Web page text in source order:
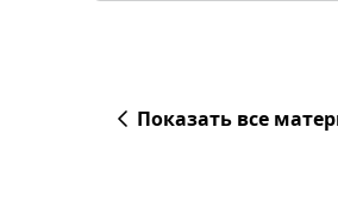
Показать все